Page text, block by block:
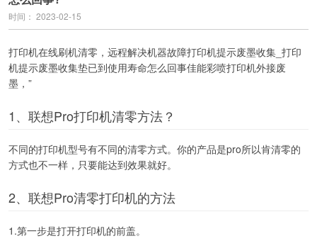
时间： 2023-02-15
打印机在线刷机清零，远程解决机器故障打印机提示废墨收集_打印
机提示废墨收集垫已到使用寿命怎么回事佳能彩喷打印机外接废
墨，”
1、联想Pro打印机清零方法？
不同的打印机型号有不同的清零方式。你的产品是pro所以肯清零的
方式也不一样，只要能达到效果就好。
2、联想Pro清零打印机的方法
1.第一步是打开打印机的前盖。